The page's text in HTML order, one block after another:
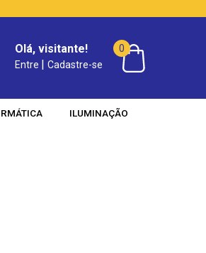
Olá, visitante!
Entre | Cadastre-se
0
ILUMINAÇÃO